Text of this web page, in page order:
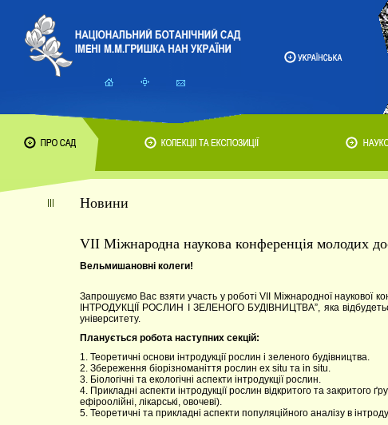
Новини
VIІ Міжнародна наукова конференція молодих
Вельмишановні колеги!
Запрошуємо Вас взяти участь у роботі VІІ Міжнародної
ІНТРОДУКЦІЇ РОСЛИН І ЗЕЛЕНОГО БУДІВНИЦТВА”, яка
університету.
Планується робота наступних секцій:
1. Теоретичні основи інтродукції рослин і зеленого будівництва.
2. Збереження біорізноманіття рослин ex situ та in situ.
3. Біологічні та екологічні аспекти інтродукції рослин.
4. Прикладні аспекти інтродукції рослин відкритого та закритого
ефіроолійні, лікарські, овочеві).
5. Теоретичні та прикладні аспекти популяційного аналізу в